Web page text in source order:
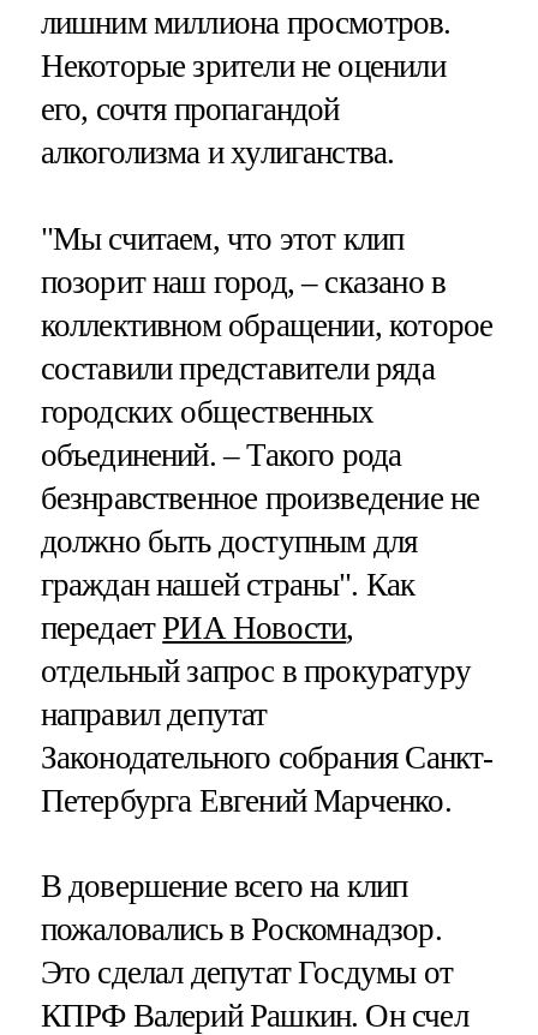
лишним миллиона просмотров.
Некоторые зрители не оценили
его, сочтя пропагандой
алкоголизма и хулиганства.
"Мы считаем, что этот клип
позорит наш город, – сказано в
коллективном обращении, которое
составили представители ряда
городских общественных
объединений. – Такого рода
безнравственное произведение не
должно быть доступным для
граждан нашей страны". Как
передаетРИА Новости,
отдельный запрос в прокуратуру
направил депутат
Законодательного собрания Санкт-
Петербурга Евгений Марченко.
В довершение всего на клип
пожаловались в Роскомнадзор.
Это сделал депутат Госдумы от
КПРФ Валерий Рашкин. Он счел